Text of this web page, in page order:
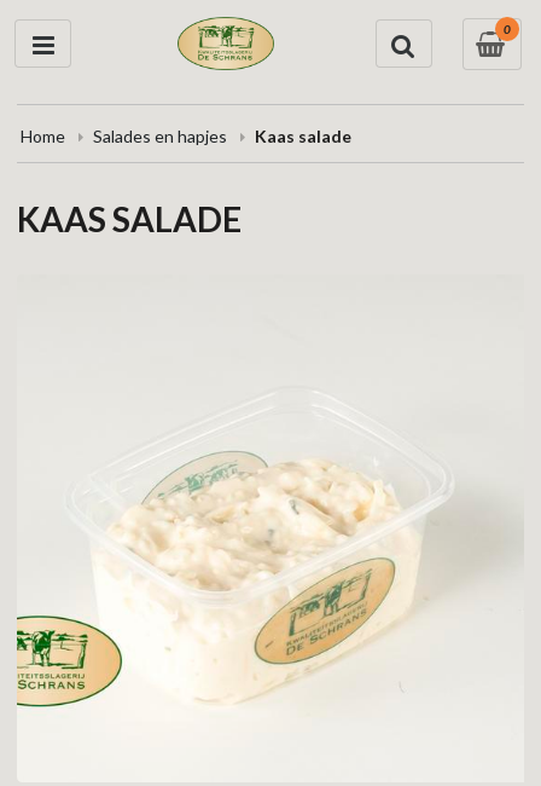
0
Home Salades en hapjes Kaas salade
KAAS SALADE